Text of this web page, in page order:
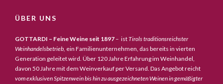
ÜBER UNS
GOTTARDI – Feine Weine seit 1897 – istTirols traditionsreichster
Weinhandelsbetrieb, ein Familienunternehmen, das bereits in vierten
Generation geleitet wird. Über 120 Jahre Erfahrung im Weinhandel,
davon 50 Jahre mit dem Weinverkauf per Versand. Das Angebot reicht
vom exklusiven Spitzenwein bis hin zu ausgezeichneten Weinen in gemäßigter